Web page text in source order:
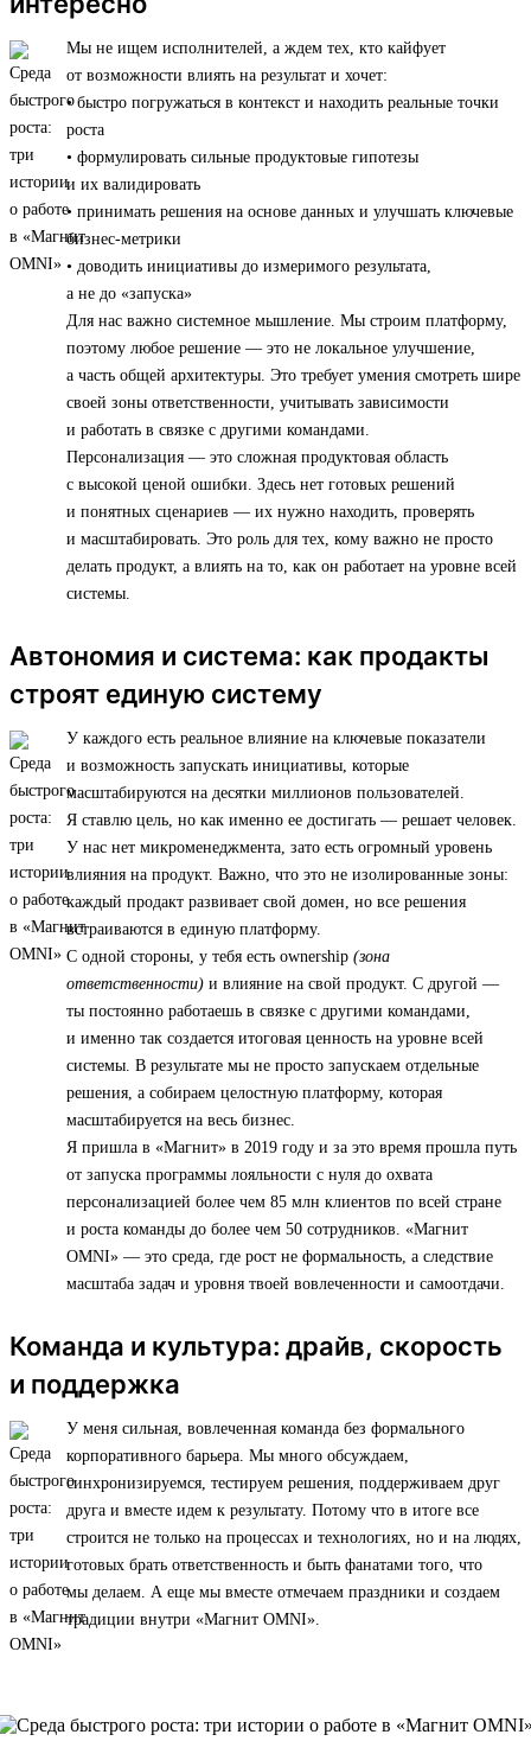
Мы не ищем исполнителей, а ждем тех, кто кайфует
от возможности влиять на результат и хочет:
• быстро погружаться в контекст и находить реальные точки
роста
• формулировать сильные продуктовые гипотезы
и их валидировать
• принимать решения на основе данных и улучшать ключевые
бизнес-метрики
• доводить инициативы до измеримого результата,
а не до «запуска»
Для нас важно системное мышление. Мы строим платформу,
поэтому любое решение — это не локальное улучшение,
а часть общей архитектуры. Это требует умения смотреть шире
своей зоны ответственности, учитывать зависимости
и работать в связке с другими командами.
Персонализация — это сложная продуктовая область
с высокой ценой ошибки. Здесь нет готовых решений
и понятных сценариев — их нужно находить, проверять
и масштабировать. Это роль для тех, кому важно не просто
делать продукт, а влиять на то, как он работает на уровне всей
системы.
Автономия и система: как продакты
строят единую систему
У каждого есть реальное влияние на ключевые показатели
и возможность запускать инициативы, которые
масштабируются на десятки миллионов пользователей.
Я ставлю цель, но как именно ее достигать — решает человек.
У нас нет микроменеджмента, зато есть огромный уровень
влияния на продукт. Важно, что это не изолированные зоны:
каждый продакт развивает свой домен, но все решения
встраиваются в единую платформу.
С одной стороны, у тебя есть ownership (зона
ответственности) и влияние на свой продукт. С другой —
ты постоянно работаешь в связке с другими командами,
и именно так создается итоговая ценность на уровне всей
системы. В результате мы не просто запускаем отдельные
решения, а собираем целостную платформу, которая
масштабируется на весь бизнес.
Я пришла в «Магнит» в 2019 году и за это время прошла путь
от запуска программы лояльности с нуля до охвата
персонализацией более чем 85 млн клиентов по всей стране
и роста команды до более чем 50 сотрудников. «Магнит
OMNI» — это среда, где рост не формальность, а следствие
масштаба задач и уровня твоей вовлеченности и самоотдачи.
Команда и культура: драйв, скорость
и поддержка
У меня сильная, вовлеченная команда без формального
корпоративного барьера. Мы много обсуждаем,
синхронизируемся, тестируем решения, поддерживаем друг
друга и вместе идем к результату. Потому что в итоге все
строится не только на процессах и технологиях, но и на людях,
готовых брать ответственность и быть фанатами того, что
мы делаем. А еще мы вместе отмечаем праздники и создаем
традиции внутри «Магнит OMNI».